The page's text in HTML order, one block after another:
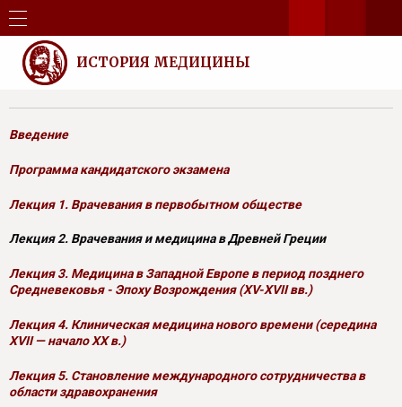
ИСТОРИЯ МЕДИЦИНЫ
Введение
Программа кандидатского экзамена
Лекция 1. Врачевания в первобытном обществе
Лекция 2. Врачевания и медицина в Древней Греции
Лекция 3. Медицина в Западной Европе в период позднего
Средневековья - Эпоху Возрождения (XV-XVII вв.)
Лекция 4. Клиническая медицина нового времени (середина
XVII — начало XX в.)
Лекция 5. Становление международного сотрудничества в
области здравохранения